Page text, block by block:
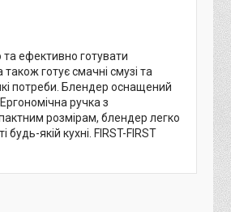
ефективно готувати
готує смачні смузі та
потреби. Блендер оснащений
ручка з
розмірам, блендер легко
якій кухні. FIRST-FIRST